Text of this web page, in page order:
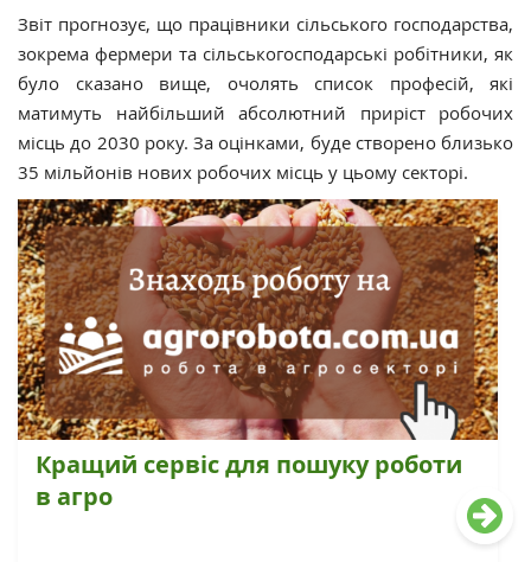
Звіт прогнозує, що працівники сільського господарства,
зокрема фермери та сільськогосподарські робітники, як
було сказано вище, очолять список професій, які
матимуть найбільший абсолютний приріст робочих
місць до 2030 року. За оцінками, буде створено близько
35 мільйонів нових робочих місць у цьому секторі.
Кращий сервіс для пошуку роботи
в агро